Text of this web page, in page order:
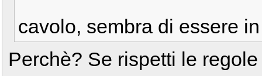
cavolo, sembra di essere
Perchè? Se rispetti le